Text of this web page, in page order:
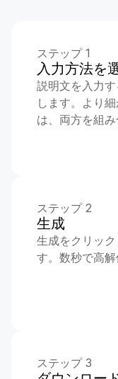
ステップ 1
入力方法を
説明文を入力
します。より
は、両方を組み
ステップ 2
生成
生成をクリッ
す。数秒で高解
ステップ 3